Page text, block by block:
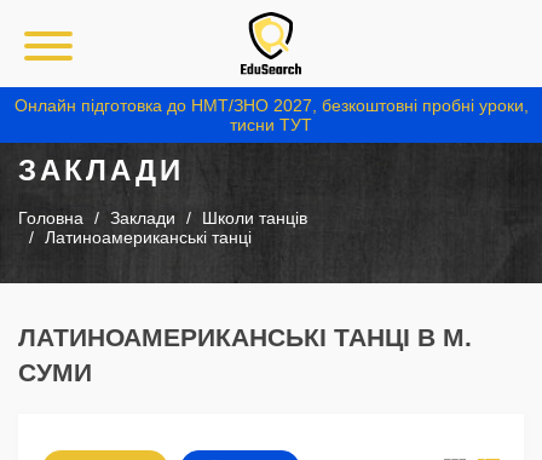
Онлайн підготовка до НМТ/ЗНО 2027, безкоштовні пробні уроки,
тисни ТУТ
ЗАКЛАДИ
Головна Заклади
Школи танців
Латиноамериканські танці
ЛАТИНОАМЕРИКАНСЬКІ ТАНЦІ В М.
СУМИ